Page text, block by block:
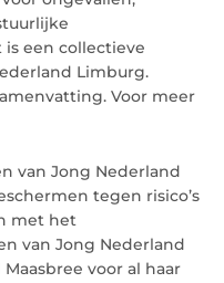
een collectieve
Limburg.
Voor meer
van Jong Nederland
tegen risico’s
met het
van Jong Nederland
voor al haar